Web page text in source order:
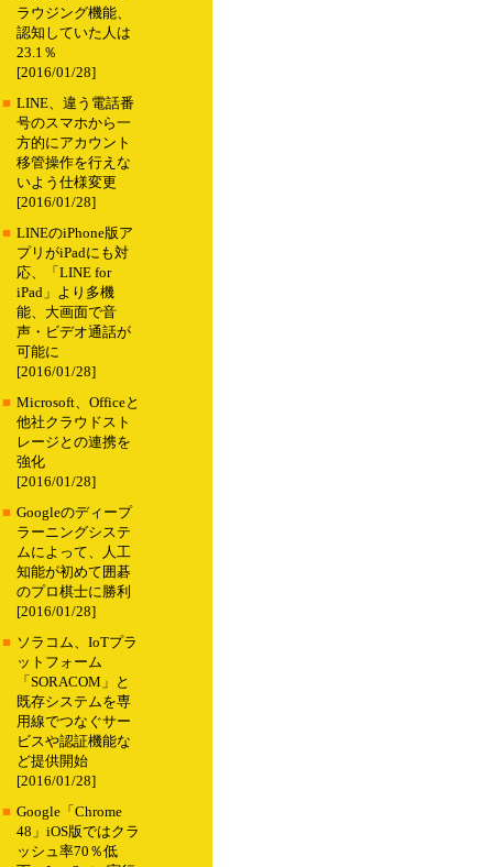
ラウジング機能、
認知していた人は
23.1％
[2016/01/28]
■ LINE、違う電話番
号のスマホから一
方的にアカウント
移管操作を行えな
いよう仕様変更
[2016/01/28]
■ LINEのiPhone版ア
プリがiPadにも対
応、「LINE for
iPad」より多機
能、大画面で音
声・ビデオ通話が
可能に
[2016/01/28]
■ Microsoft、Officeと
他社クラウドスト
レージとの連携を
強化
[2016/01/28]
■ Googleのディープ
ラーニングシステ
ムによって、人工
知能が初めて囲碁
のプロ棋士に勝利
[2016/01/28]
■ ソラコム、IoTプラ
ットフォーム
「SORACOM」と
既存システムを専
用線でつなぐサー
ビスや認証機能な
ど提供開始
[2016/01/28]
■ Google「Chrome
48」iOS版ではクラ
ッシュ率70％低